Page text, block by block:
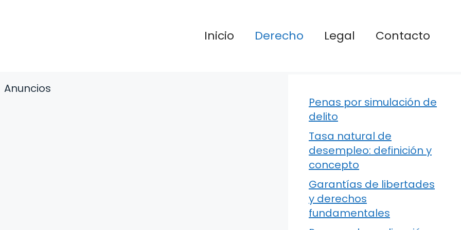
Inicio Derecho Legal Contacto
Anuncios
Penas por simulación de
delito
Tasa natural de
desempleo: definición y
concepto
Garantías de libertades
y derechos
fundamentales